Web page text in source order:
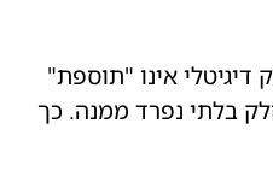
דיגיטלי אינו "תוספת"
בלתי נפרד ממנה. כך